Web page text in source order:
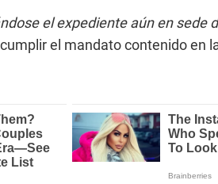
el expediente aún en sede
el mandato contenido en